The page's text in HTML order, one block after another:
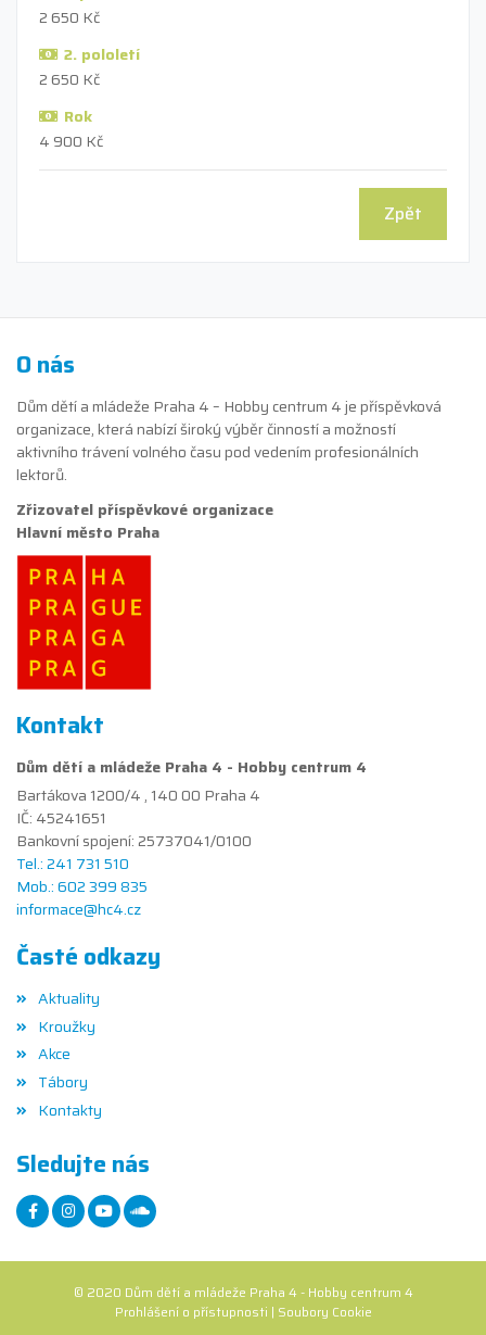
2 650 Kč
2. pololetí
2 650 Kč
Rok
4 900 Kč
Zpět
O nás
Dům dětí a mládeže Praha 4 – Hobby centrum 4 je příspěvková
organizace, která nabízí široký výběr činností a možností
aktivního trávení volného času pod vedením profesionálních
lektorů.
Zřizovatel příspěvkové organizace
Hlavní město Praha
Kontakt
Dům dětí a mládeže Praha 4 - Hobby centrum 4
Bartákova 1200/4 , 140 00 Praha 4
IČ: 45241651
Bankovní spojení: 25737041/0100
Tel.: 241 731 510
Mob.: 602 399 835
informace@hc4.cz
Časté odkazy
Aktuality
Kroužky
Akce
Tábory
Kontakty
Sledujte nás
© 2020 Dům dětí a mládeže Praha 4 - Hobby centrum 4
Prohlášení o přístupnosti | Soubory Cookie